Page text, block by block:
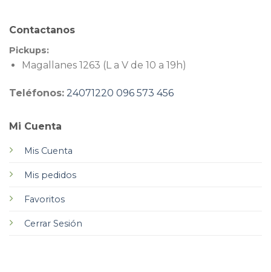
Mi Cuenta
Mis Cuenta
Mis pedidos
Favoritos
Cerrar Sesión
Contactanos
Pickups:
Magallanes 1263 (L a V de 10 a 19h)
Teléfonos: 24071220 096 573 456